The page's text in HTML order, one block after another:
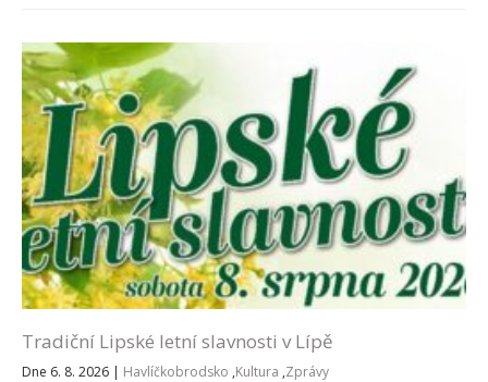
Tradiční Lipské letní slavnosti v Lípě
Dne 6. 8. 2026 | Havlíčkobrodsko ,Kultura ,Zprávy